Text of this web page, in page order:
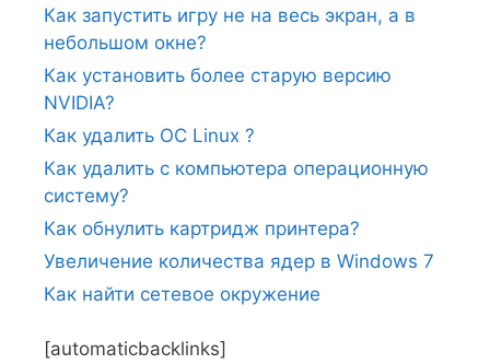
Как запустить игру не на весь экран, а в
небольшом окне?
Как установить более старую версию
NVIDIA?
Как удалить ОС Linux ?
Как удалить с компьютера операционную
систему?
Как обнулить картридж принтера?
Увеличение количества ядер в Windows 7
Как найти сетевое окружение
[automaticbacklinks]